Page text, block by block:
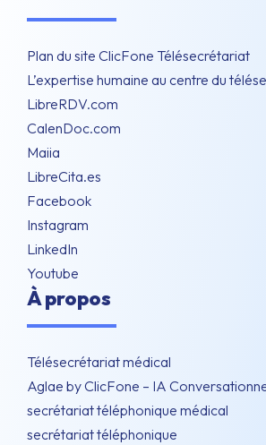
Plan du site ClicFone Télésecrétariat
L’expertise humaine au centre du
LibreRDV.com
CalenDoc.com
Maiia
LibreCita.es
Facebook
Instagram
LinkedIn
Youtube
À propos
Télésecrétariat médical
Aglae by ClicFone – IA
secrétariat téléphonique médical
secrétariat téléphonique